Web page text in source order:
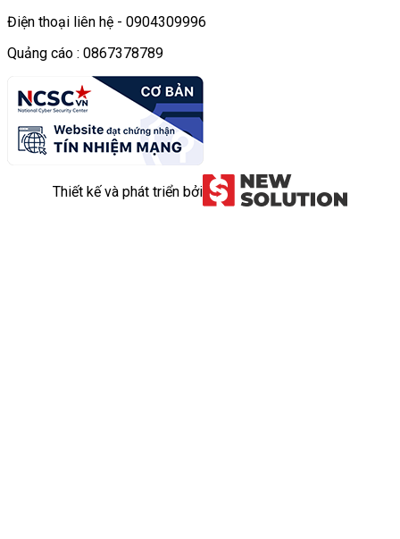
Điện thoại liên hệ - 0904309996
Quảng cáo : 0867378789
Thiết kế và phát triển bởi